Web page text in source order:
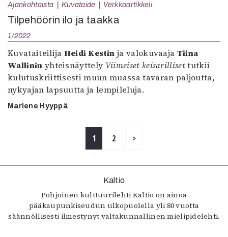
Ajankohtaista Kuvataide Verkkoartikkeli
Tilpehöörin ilo ja taakka
1/2022
Kuvataiteilija Heidi Kestin ja valokuvaaja Tiina
Wallinin yhteisnäyttely Viimeiset keisarillisettutkii
kulutuskriittisesti muun muassa tavaran paljoutta,
nykyajan lapsuutta ja lempileluja.
Marlene Hyyppä
1 2 >
Kaltio
Pohjoinen kulttuurilehti Kaltio on ainoa
pääkaupunkiseudun ulkopuolella yli 80 vuotta
säännöllisesti ilmestynyt valtakunnallinen mielipidelehti.